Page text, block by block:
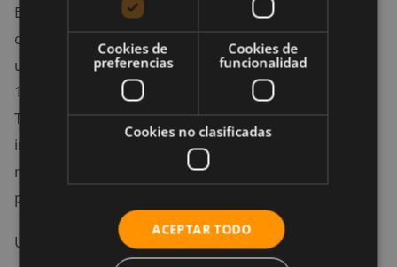
Estos pimientos de colores brillantes están cargados
con la poderosa vitamina antioxidante C. De hecho,
un pequeño pimiento rojo (74 gramos) contiene el
158% de la
ingesta recomendada de vitamina C
También están cargados devitamina A, un nutriente
importante para el sistema inmunitario, que a
menudo se ve comprometido en personas con
problemas renales.
Un pequeño pimiento rojo (74 gramos) contiene:
Cookies de
preferencias
Cookies de
funcionalidad
Cookies no clasificadas
ACEPTAR TODO